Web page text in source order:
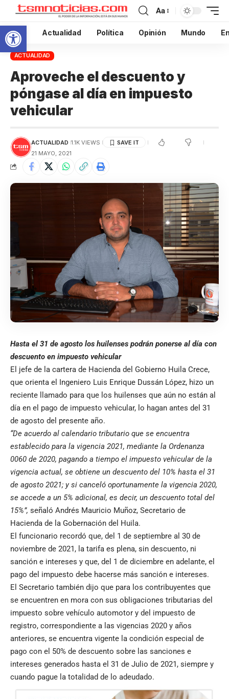
Abrir barra de herramientas
Aa
Inicio Actualidad Política Opinión Mundo
ACTUALIDAD
Aproveche el descuento y
póngase al día en impuesto
vehicular
ACTUALIDAD 1.1K VIEWS
21 MAYO, 2021
Hasta el 31 de agosto los huilenses podrán ponerse al día con
descuento en impuesto vehicular
El jefe de la cartera de Hacienda del Gobierno Huila Crece,
que orienta el Ingeniero Luis Enrique Dussán López, hizo un
reciente llamado para que los huilenses que aún no están al
día en el pago de impuesto vehicular, lo hagan antes del 31
de agosto del presente año.
“De acuerdo al calendario tributario que se encuentra
establecido para la vigencia 2021, mediante la Ordenanza
0060 de 2020, pagando a tiempo el impuesto vehicular de la
vigencia actual, se obtiene un descuento del 10% hasta el 31
de agosto 2021; y si canceló oportunamente la vigencia 2020,
se accede a un 5% adicional, es decir, un descuento total del
15%”, señaló Andrés Mauricio Muñoz, Secretario de
Hacienda de la Gobernación del Huila.
El funcionario recordó que, del 1 de septiembre al 30 de
noviembre de 2021, la tarifa es plena, sin descuento, ni
sanción e intereses y que, del 1 de diciembre en adelante, el
pago del impuesto debe hacerse más sanción e intereses.
El Secretario también dijo que para los contribuyentes que
se encuentren en mora con sus obligaciones tributarias del
impuesto sobre vehículo automotor y del impuesto de
registro, correspondiente a las vigencias 2020 y años
anteriores, se encuentra vigente la condición especial de
pago con el 50% de descuento sobre las sanciones e
intereses generados hasta el 31 de Julio de 2021, siempre y
cuando pague la totalidad de lo adeudado.